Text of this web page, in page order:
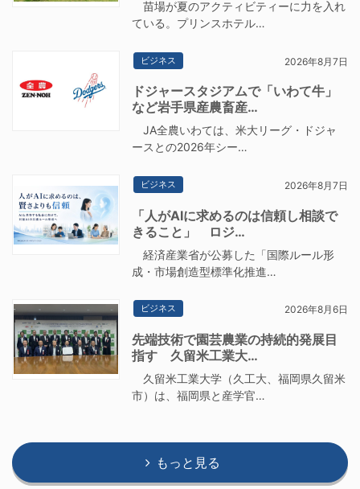
苗場が夏のアクティビティーに力を入れ
ている。プリンスホテル…
ビジネス 2026年8月7日
ドジャースタジアムで「いわて牛」
など岩手県産農畜産…
JA全農いわては、米大リーグ・ドジャ
ースとの2026年シー…
ビジネス 2026年8月7日
「人がAIに求めるのは信頼し相談で
きること」 ロジ…
経済産業省が公募した「国際ルール形
成・市場創造型標準化推進…
ビジネス 2026年8月6日
先端技術で園芸農業の持続的発展目
指す 久留米工業大…
久留米工業大学（久工大、福岡県久留米
市）は、福岡県と産学官…
もっと見る